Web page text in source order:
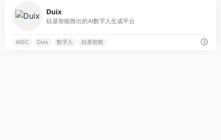
Duix
硅基智能推出的AI数字人生成平台
AIGC Duix 数字人 硅基智能